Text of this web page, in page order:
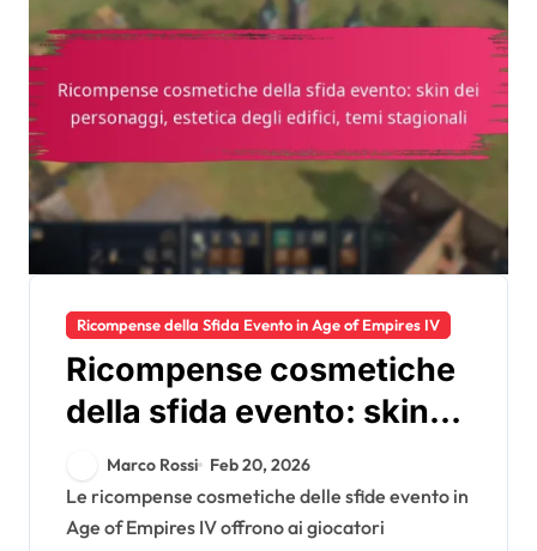
Ricompense della Sfida Evento in Age of Empires IV
Ricompense cosmetiche
della sfida evento: skin
dei personaggi, estetica
degli edifici, temi
stagionali
Marco Rossi Feb 20, 2026
Le ricompense cosmetiche delle sfide evento in
Age of Empires IV offrono ai giocatori